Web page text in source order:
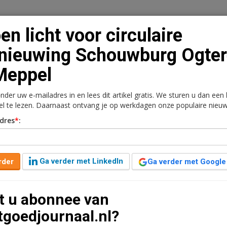
Vacaturebank
Kantoren Retail Logistiek Juridisch | Fiscaal
vernieuwing
Meppel
goedgekeurd voor de ingrijpende vernieuwing
vanaf 2026 een grondige transformatie, met
licht voor circulaire
Schouwburg
uw e-mailadres in en lees dit artikel gratis. We sturen u dan een
te lezen. Daarnaast ontvang je op werkdagen onze populaire
*:
Ga verder met LinkedIn Ga verder met Google
u abonnee van